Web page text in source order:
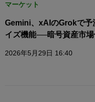
マーケット
Gemini、xAIのGrokで予
イズ機能──暗号資産市
2026年5月29日 16:40